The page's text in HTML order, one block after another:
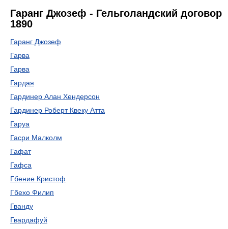
Гаранг Джозеф - Гельголандский договор
1890
Гаранг Джозеф
Гарва
Гарва
Гардая
Гардинер Алан Хендерсон
Гардинер Роберт Квеку Атта
Гаруа
Гасри Малколм
Гафат
Гафса
Гбение Кристоф
Гбехо Филип
Гванду
Гвардафуй